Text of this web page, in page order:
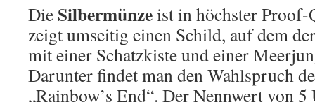
Die Silbermünzeist in höchster Proof-
zeigt umseitig einen Schild, auf dem
mit einer Schatzkiste und einer
Darunter findet man den Wahlspruch
„Rainbow’s End“. Der Nennwert von